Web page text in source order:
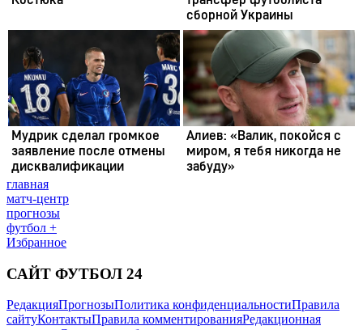
главная
матч-центр
прогнозы
футбол +
Избранное
САЙТ ФУТБОЛ 24
РедакцияПрогнозыПолитика конфиденциальностиПравила
сайтуКонтактыПравила комментированияРедакционная